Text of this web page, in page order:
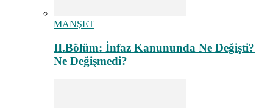
MANŞET
II.Bölüm: İnfaz Kanununda Ne Değişti?
Ne Değişmedi?